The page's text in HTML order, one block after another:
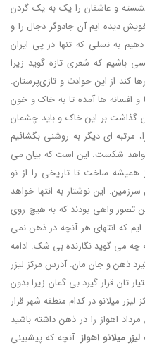
و عاشقان را یک به یک گردن
دیده ایم آن جادوگر دجال را و
به نسلی که تنها در پی ایران
باشیم که شعری تازه گوید زیرا
کند از این حوادث و تازی‌پرستان.
و افسانه ها آمده تا به خاک و خون
گذاشت بر این خاک و باید چشمان
ای دیگر به روشنی بگشائیم
شکست. این است که بیان می
همیشه ساخت تا تاریخی را از نو
این نوشتار به انتها خواهد
تصور واهی بودند که به هیچ روی
که انتهای هر آنچه در ذهن نمی
چه می گوید نگارنده بی شک. ادامه
ذهن و جان مان. آدرس مرکز لیزر
تان قرار گیرد بی گمان زیرا بدون
میلانو در کدام منطقه شهر قرار
اهواز را در ذهن داشته باشید
میلانو اهواز. آنچه که پیشبینی